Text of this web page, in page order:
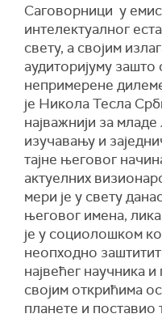
Саговорници у
интелектуалног
свету, а својим
аудиторијуму зашто
непримерене
је Никола Тесла
најважнији за
изучавању и
тајне његовог
актуелних
мери је у свету
његовог имена,
је у социолошком
неопходно
највећег научника и
својим открићима
планете и